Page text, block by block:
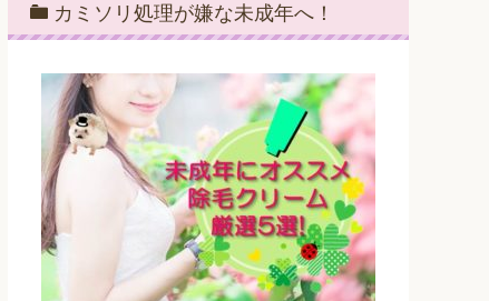
カミソリ処理が嫌な未成年へ！